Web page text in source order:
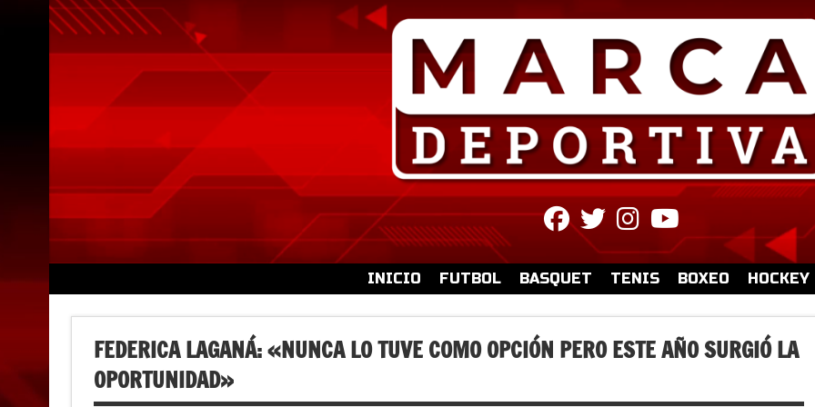
fab
fa-
facebook
fab
fa-
twitter
fab
fa-
instagram
fa-
youtube
INICIO FUTBOL BASQUET TENIS BOXEO HOCKEY
FEDERICA LAGANÁ: «NUNCA LO TUVE COMO OPCIÓN PERO ESTE AÑO SURGIÓ LA
OPORTUNIDAD»